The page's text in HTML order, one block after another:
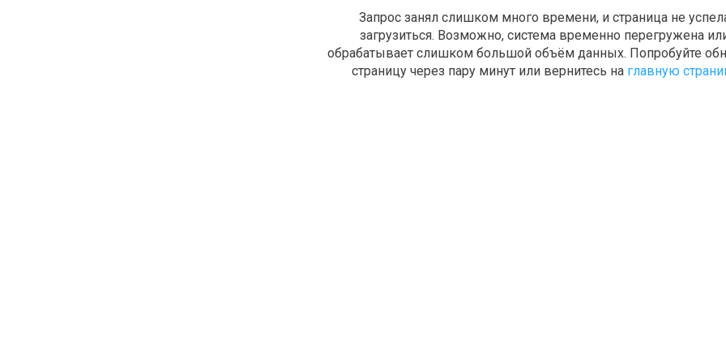
Запрос занял слишком много времени, и страница не
загрузиться. Возможно, система временно перегружена
обрабатывает слишком большой объём данных. Попробуйте
страницу через пару минут или вернитесь на главную